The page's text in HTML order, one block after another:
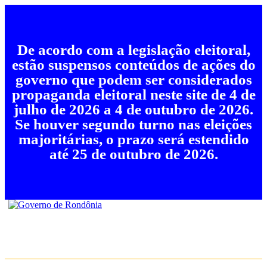
De acordo com a legislação eleitoral,
estão suspensos conteúdos de ações do
governo que podem ser considerados
propaganda eleitoral neste site de 4 de
julho de 2026 a 4 de outubro de 2026.
Se houver segundo turno nas eleições
majoritárias, o prazo será estendido
até 25 de outubro de 2026.